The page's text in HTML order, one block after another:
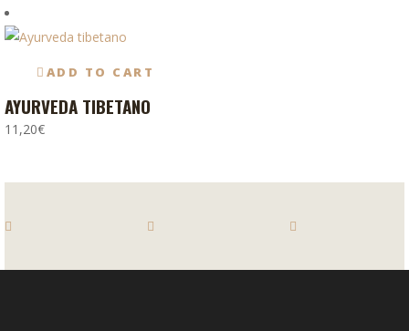
ADD TO CART
AYURVEDA TIBETANO
11,20€